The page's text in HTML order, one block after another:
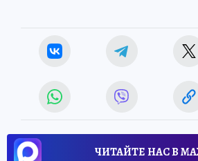
ЧИТАЙТЕ НАС В